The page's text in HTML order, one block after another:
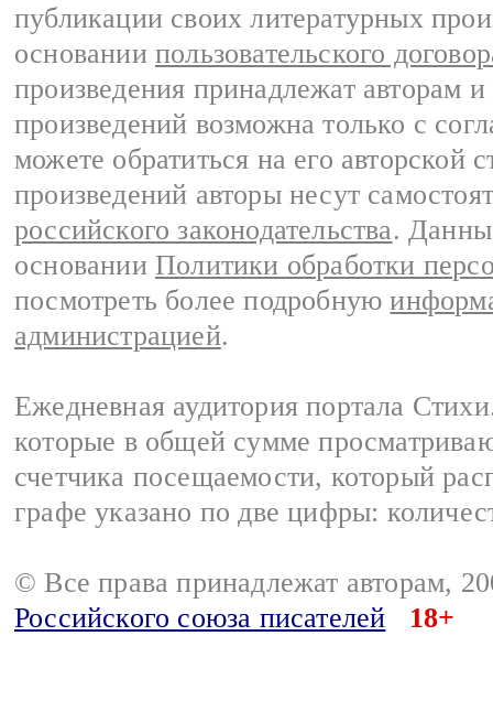
публикации своих литературных
основании пользовательского
произведения принадлежат авторам
произведений возможна только с
можете обратиться на его авторской
произведений авторы несут
российского законодательства.
основании Политики обработки
посмотреть более подробную
администрацией.
Ежедневная аудитория портала
которые в общей сумме
счетчика посещаемости, который
графе указано по две цифры:
© Все права принадлежат авторам,
Российского союза писателей
18+